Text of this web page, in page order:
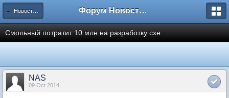
← Новости рынка недвижимости Форум Новостройки
Смольный потратит 10 млн на разработку схе...
NAS
09 Oct 2014